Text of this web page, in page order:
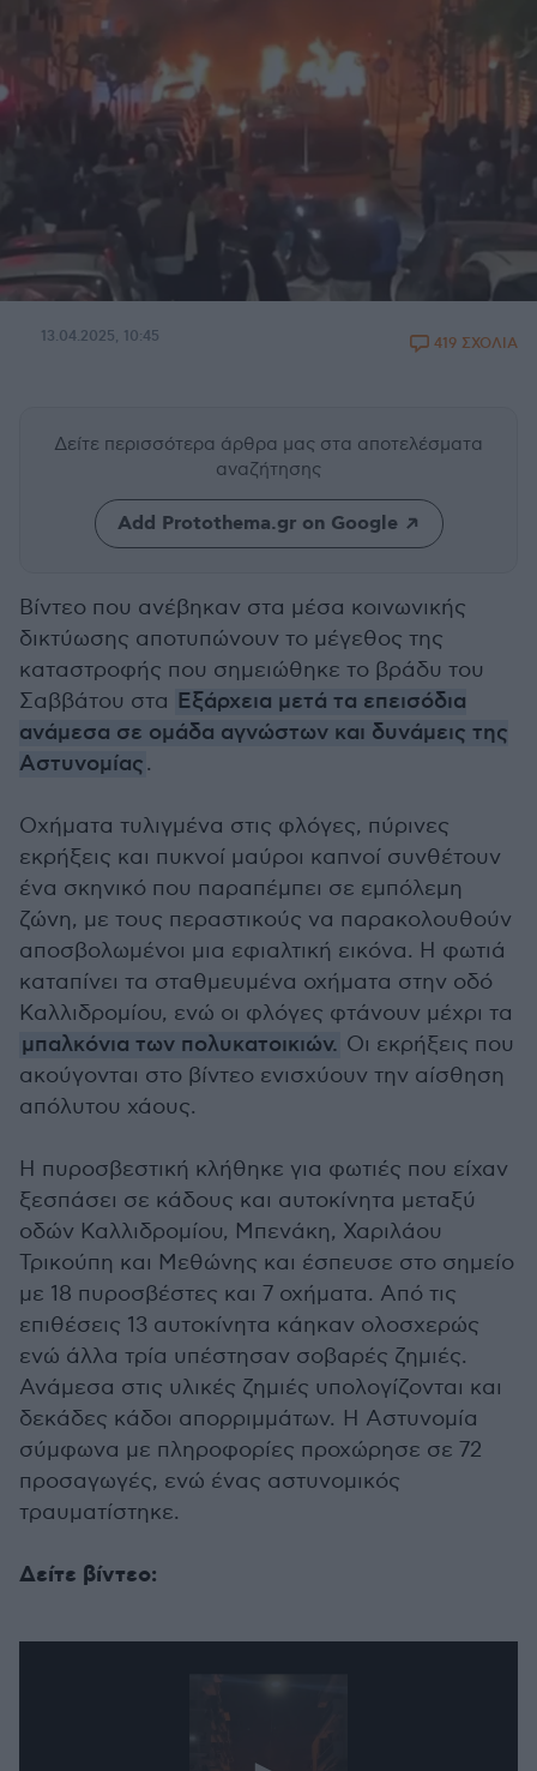
13.04.2025, 10:45 419 ΣΧΟΛΙΑ
Δείτε περισσότερα άρθρα μας στα αποτελέσματα
αναζήτησης
Add Protothema.gr on Google
Βίντεο που ανέβηκαν στα μέσα κοινωνικής
δικτύωσης αποτυπώνουν το μέγεθος της
καταστροφής που σημειώθηκε το βράδυ του
Σαββάτου στα Εξάρχεια μετά τα επεισόδια
ανάμεσα σε ομάδα αγνώστων και δυνάμεις της
Αστυνομίας.
Οχήματα τυλιγμένα στις φλόγες, πύρινες
εκρήξεις και πυκνοί μαύροι καπνοί συνθέτουν
ένα σκηνικό που παραπέμπει σε εμπόλεμη
ζώνη, με τους περαστικούς να παρακολουθούν
αποσβολωμένοι μια εφιαλτική εικόνα. Η φωτιά
καταπίνει τα σταθμευμένα οχήματα στην οδό
Καλλιδρομίου, ενώ οι φλόγες φτάνουν μέχρι τα
μπαλκόνια των πολυκατοικιών. Οι εκρήξεις που
ακούγονται στο βίντεο ενισχύουν την αίσθηση
απόλυτου χάους.
Η πυροσβεστική κλήθηκε για φωτιές που είχαν
ξεσπάσει σε κάδους και αυτοκίνητα μεταξύ
οδών Καλλιδρομίου, Μπενάκη, Χαριλάου
Τρικούπη και Μεθώνης και έσπευσε στο σημείο
με 18 πυροσβέστες και 7 οχήματα. Από τις
επιθέσεις 13 αυτοκίνητα κάηκαν ολοσχερώς
ενώ άλλα τρία υπέστησαν σοβαρές ζημιές.
Ανάμεσα στις υλικές ζημιές υπολογίζονται και
δεκάδες κάδοι απορριμμάτων. Η Αστυνομία
σύμφωνα με πληροφορίες προχώρησε σε 72
προσαγωγές, ενώ ένας αστυνομικός
τραυματίστηκε.
Δείτε βίντεο: